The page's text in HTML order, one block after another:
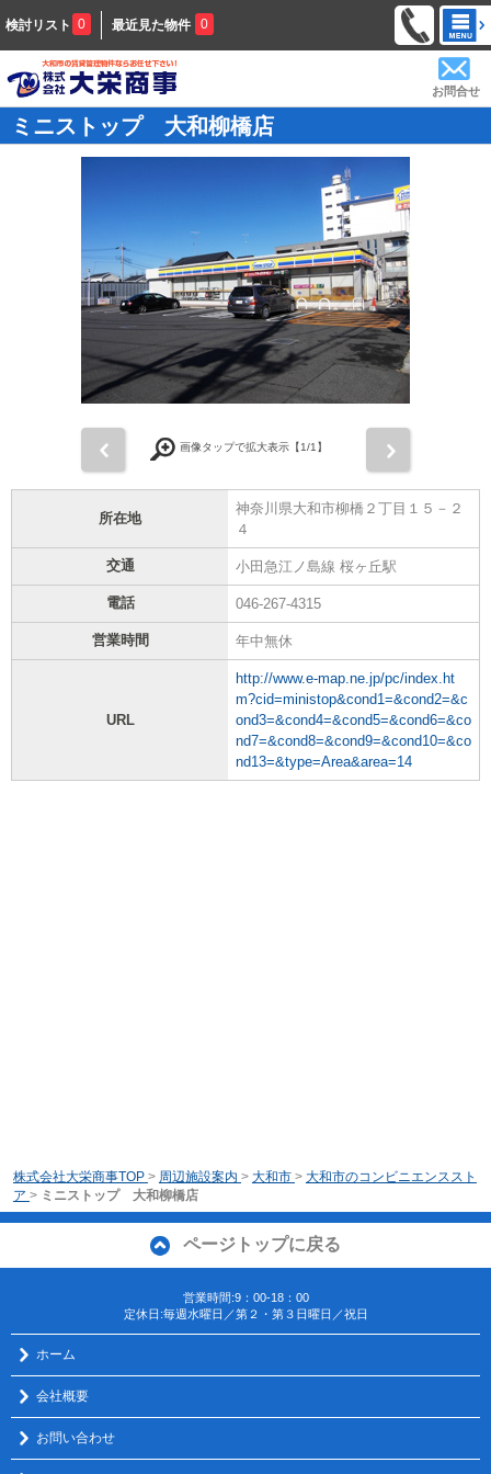
検討リスト 0 最近見た物件 0
お問合せ
ミニストップ 大和柳橋店
画像タップで拡大表示【1/1】
所在地
神奈川県大和市柳橋２丁目１５－２
４
交通 小田急江ノ島線 桜ヶ丘駅
電話 046-267-4315
営業時間 年中無休
URL
http://www.e-map.ne.jp/pc/index.ht
m?cid=ministop&cond1=&cond2=&c
ond3=&cond4=&cond5=&cond6=&co
nd7=&cond8=&cond9=&cond10=&co
nd13=&type=Area&area=14
株式会社大栄商事TOP > 周辺施設案内 > 大和市 > 大和市のコンビニエンススト
ア > ミニストップ 大和柳橋店
ページトップに戻る
営業時間:9：00-18：00
定休日:毎週水曜日／第２・第３日曜日／祝日
ホーム
会社概要
お問い合わせ